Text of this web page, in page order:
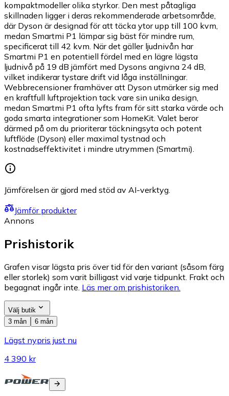
kompaktmodeller olika styrkor. Den mest påtagliga
skillnaden ligger i deras rekommenderade arbetsområde,
där Dyson är designad för att täcka ytor upp till 100 kvm,
medan Smartmi P1 lämpar sig bäst för mindre rum,
specificerat till 42 kvm. När det gäller ljudnivån har
Smartmi P1 en potentiell fördel med en lägre lägsta
ljudnivå på 19 dB jämfört med Dysons angivna 24 dB,
vilket indikerar tystare drift vid låga inställningar.
Webbrecensioner framhäver att Dyson utmärker sig med
en kraftfull luftprojektion tack vare sin unika design,
medan Smartmi P1 ofta lyfts fram för sitt starka värde och
goda smarta integrationer som HomeKit. Valet beror
därmed på om du prioriterar täckningsyta och potent
luftflöde (Dyson) eller maximal tystnad och
kostnadseffektivitet i mindre utrymmen (Smartmi).
Jämförelsen är gjord med stöd av AI-verktyg.
Jämför produkter
Annons
Prishistorik
Grafen visar lägsta pris över tid för den variant (såsom färg
eller storlek) som varit billigast vid varje tidpunkt. Frakt och
begagnat ingår inte. Läs mer om prishistoriken.
Välj butik
3 mån
6 mån
Lägst nypris just nu
4 390 kr